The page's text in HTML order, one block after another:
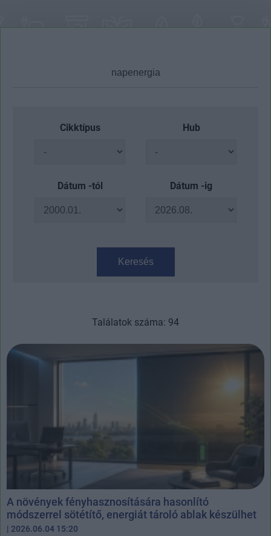
Cikktípus Hub
Dátum -tól Dátum -ig
Keresés
Találatok száma: 94
A növények fényhasznosítására hasonlító
módszerrel sötétítő, energiát tároló ablak készülhet
| 2026.06.04 15:20